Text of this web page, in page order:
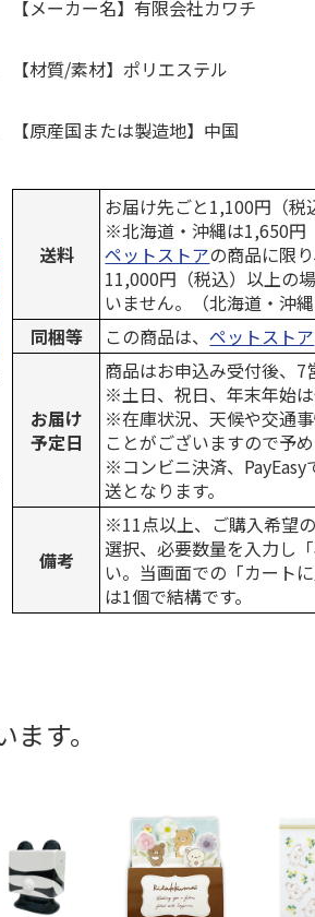
かん
)
デオトイレ 飛び散
らない消臭・抗菌サ
ンド 4L
1,320円
(送料別・税込)
獣医師開発 ニオ
をとる砂専用 猫
イレ ナチュラル
レー
1,550円
(送料別・税込)
【メーカー名】有限会社カワチ
【材質/素材】ポリエステル
【原産国または製造地】中国
送料
お届け先ごと1,100円（税
※北海道・沖縄は1,650円
ペットストアの商品に限
11,000円（税込）以上の
いません。（北海道・沖縄
同梱等
この商品は、ペットストア
お届け
予定日
商品はお申込み受付後、7
※土日、祝日、年末年始は
※在庫状況、天候や交通
ことがございますので予
※コンビニ決済、
送となります。
備考
※11点以上、ご購入希望
選択、必要数量を入力し
い。当画面での「カート
は1個で結構です。
す。